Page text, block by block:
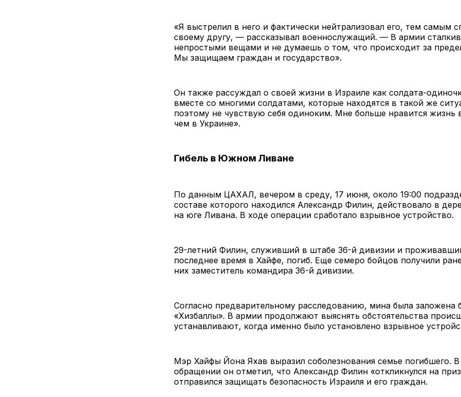
«Я выстрелил в него и фактически нейтрализовал его, тем самым
своему другу, — рассказывал военнослужащий. — В армии
непростыми вещами и не думаешь о том, что происходит за
Мы защищаем граждан и государство».
Он также рассуждал о своей жизни в Израиле как солдата-
вместе со многими солдатами, которые находятся в такой же
поэтому не чувствую себя одиноким. Мне больше нравится жизнь
чем в Украине».
Гибель в Южном Ливане
По данным ЦАХАЛ, вечером в среду, 17 июня, около 19:00
составе которого находился Александр Филин, действовало в
на юге Ливана. В ходе операции сработало взрывное устройство.
29-летний Филин, служивший в штабе 36-й дивизии и
последнее время в Хайфе, погиб. Еще семеро бойцов получили
них заместитель командира 36-й дивизии.
Согласно предварительному расследованию, мина была заложена
«Хизбаллы». В армии продолжают выяснять обстоятельства
устанавливают, когда именно было установлено взрывное
Мэр Хайфы Йона Яхав выразил соболезнования семье погибшего.
обращении он отметил, что Александр Филин «откликнулся на
отправился защищать безопасность Израиля и его граждан.